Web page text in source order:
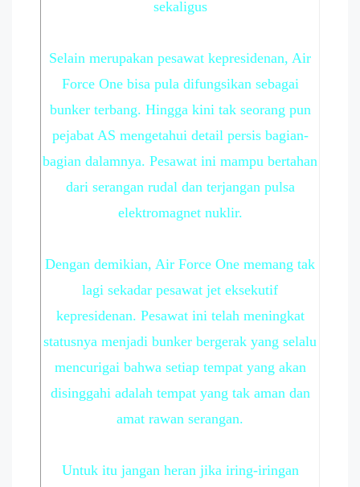
sekaligus
Selain merupakan pesawat kepresidenan, Air
Force One bisa pula difungsikan sebagai
bunker terbang. Hingga kini tak seorang pun
pejabat AS mengetahui detail persis bagian-
bagian dalamnya. Pesawat ini mampu bertahan
dari serangan rudal dan terjangan pulsa
elektromagnet nuklir.
Dengan demikian, Air Force One memang tak
lagi sekadar pesawat jet eksekutif
kepresidenan. Pesawat ini telah meningkat
statusnya menjadi bunker bergerak yang selalu
mencurigai bahwa setiap tempat yang akan
disinggahi adalah tempat yang tak aman dan
amat rawan serangan.
Untuk itu jangan heran jika iring-iringan